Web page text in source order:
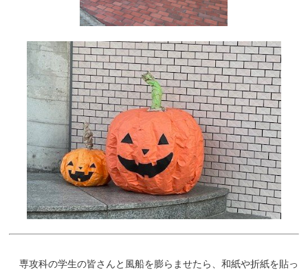
専攻科の学生の皆さんと風船を膨らませたら、和紙や折紙を貼っ